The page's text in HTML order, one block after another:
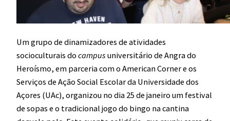
Um grupo de dinamizadores de atividades
socioculturais do campus universitário de Angra do
Heroísmo, em parceria com o American Corner e os
Serviços de Ação Social Escolar da Universidade dos
Açores (UAc), organizou no dia 25 de janeiro um festival
de sopas e o tradicional jogo do bingo na cantina